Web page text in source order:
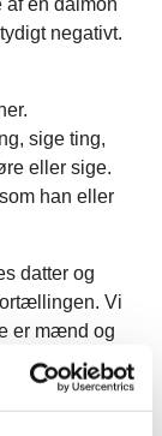
en daimon
negativt.
sige ting,
eller sige.
han eller
datter og
Vi
er mænd og
Men vi
de fleste
er jøder.